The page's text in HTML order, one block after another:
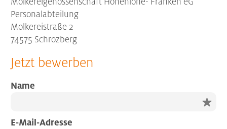
Personalabteilung
Molkereistraße 2
74575 Schrozberg
Jetzt bewerben
Name
E-Mail-Adresse